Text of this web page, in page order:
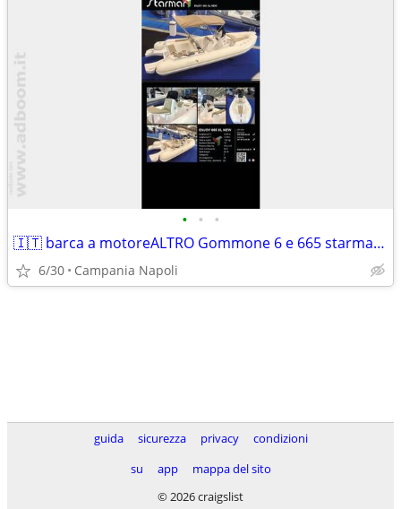
• • •
🇮🇹 barca a motoreALTRO Gommone 6 e 665 starmar n anno2025 lunghezza mt665
6/30 Campania Napoli
guida sicurezza privacy
condizioni
su
app
mappa del sito
© 2026 craigslist